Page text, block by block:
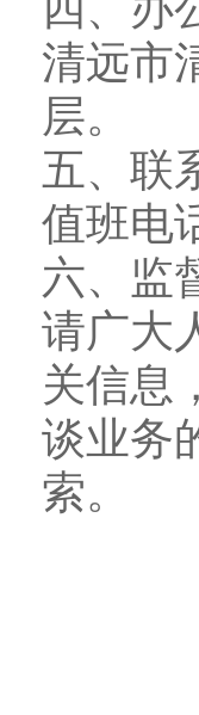
清远市
层。
五、联
值班电
六、监
请广大
关信息
谈业务
索。